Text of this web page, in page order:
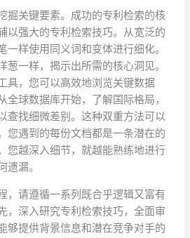
掘关键要素。成功的专利检索的核
以强大的专利检索技巧。从宽泛的
一样使用同义词和变体进行细化。
葱一样，揭示出所需的核心洞见。
具，您可以高效地浏览关键数据
全球数据库开始，了解国际格局，
查找细微差别。这种双重方法可以
您遇到的每份文档都是一条潜在的
您越深入细节，就越能熟练地进行
遗漏。
，请遵循一系列既合乎逻辑又富有
，深入研究专利检索技巧，全面审
够提供背景信息和潜在竞争对手的